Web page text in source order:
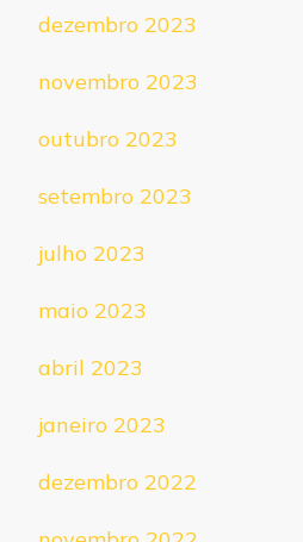
dezembro 2023
novembro 2023
outubro 2023
setembro 2023
julho 2023
maio 2023
abril 2023
janeiro 2023
dezembro 2022